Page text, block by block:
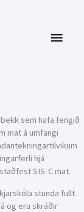
Main
sem hafa fengið
mat á umfangi
hjá
SIS-C mat.
stunda fullt
og eru skráðir